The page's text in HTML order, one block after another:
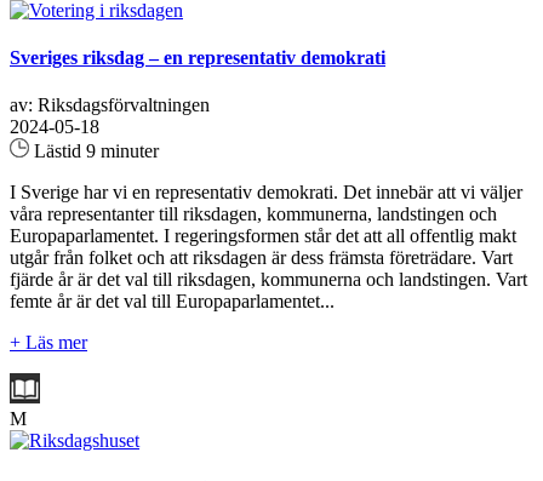
Sveriges riksdag – en representativ demokrati
av: Riksdagsförvaltningen
2024-05-18
Lästid 9 minuter
I Sverige har vi en representativ demokrati. Det innebär att vi väljer
våra representanter till riksdagen, kommunerna, landstingen och
Europaparlamentet. I regeringsformen står det att all offentlig makt
utgår från folket och att riksdagen är dess främsta företrädare. Vart
fjärde år är det val till riksdagen, kommunerna och landstingen. Vart
femte år är det val till Europaparlamentet...
+ Läs mer
M